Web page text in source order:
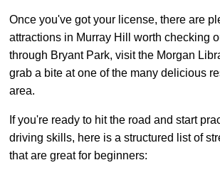
Once you've got your license, there are
attractions in Murray Hill worth checking
through Bryant Park, visit the Morgan
grab a bite at one of the many delicious
area.
If you're ready to hit the road and start
driving skills, here is a structured list of
that are great for beginners: